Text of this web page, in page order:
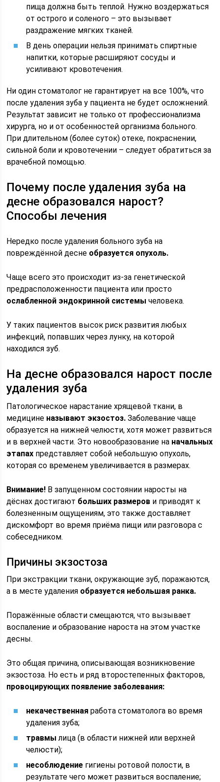
пища должна быть теплой. Нужно воздержаться
от острого и соленого – это вызывает
раздражение мягких тканей.
В день операции нельзя принимать спиртные
напитки, которые расширяют сосуды и
усиливают кровотечения.
Ни один стоматолог не гарантирует на все 100%, что
после удаления зуба у пациента не будет осложнений.
Результат зависит не только от профессионализма
хирурга, но и от особенностей организма больного.
При длительном (более суток) отеке, покраснении,
сильной боли и кровотечении – следует обратиться за
врачебной помощью.
Почему после удаления зуба на
десне образовался нарост?
Способы лечения
Нередко после удаления больного зуба на
повреждённой десне образуется опухоль.
Чаще всего это происходит из-за генетической
предрасположенности пациента или просто
ослабленной эндокринной системы человека.
У таких пациентов высок риск развития любых
инфекций, попавших через лунку, на которой
находился зуб.
На десне образовался нарост после
удаления зуба
Патологическое нарастание хрящевой ткани, в
медицине называют экзостоз. Заболевание чаще
образуется на нижней челюсти, хотя может развиться
и в верхней части. Это новообразование на начальных
этапах представляет собой небольшую опухоль,
которая со временем увеличивается в размерах.
Внимание! В запущенном состоянии наросты на
дёснах достигают больших размеров и приводят к
болезненным ощущениям, это также доставляет
дискомфорт во время приёма пищи или разговора с
собеседником.
Причины экзостоза
При экстракции ткани, окружающие зуб, поражаются,
а в месте удаления образуется небольшая ранка.
Поражённые области смещаются, что вызывает
воспаление и образование нароста на этом участке
десны.
Это общая причина, описывающая возникновение
экзостоза. Но есть и ряд второстепенных факторов,
провоцирующих появление заболевания:
некачественная работа стоматолога во время
удаления зуба;
травмы лица (в области нижней или верхней
челюсти);
несоблюдение гигиены ротовой полости, в
результате чего может развиться воспаление;